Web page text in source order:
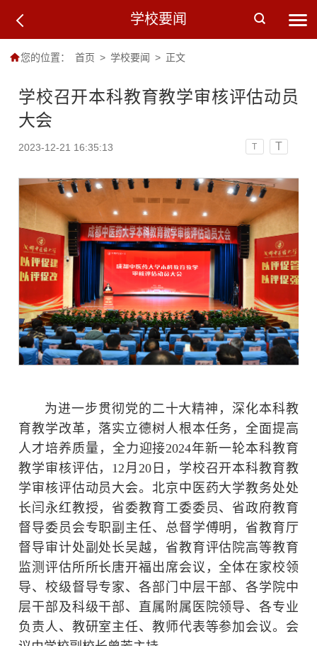
学校要闻
您的位置： 首页 > 学校要闻 > 正文
学校召开本科教育教学审核评估动员
大会
2023-12-21 16:35:13 T T
为进一步贯彻党的二十大精神，深化本科教
育教学改革，落实立德树人根本任务，全面提高
人才培养质量，全力迎接2024年新一轮本科教育
教学审核评估，12月20日，学校召开本科教育教
学审核评估动员大会。北京中医药大学教务处处
长闫永红教授，省委教育工委委员、省政府教育
督导委员会专职副主任、总督学傅明，省教育厅
督导审计处副处长吴越，省教育评估院高等教育
监测评估所所长唐开福出席会议，全体在家校领
导、校级督导专家、各部门中层干部、各学院中
层干部及科级干部、直属附属医院领导、各专业
负责人、教研室主任、教师代表等参加会议。会